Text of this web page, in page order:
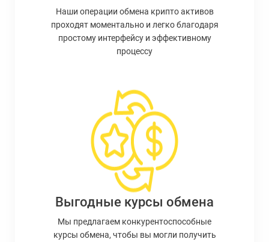
Наши операции обмена крипто активов
проходят моментально и легко благодаря
простому интерфейсу и эффективному
процессу
Выгодные курсы обмена
Мы предлагаем конкурентоспособные
курсы обмена, чтобы вы могли получить